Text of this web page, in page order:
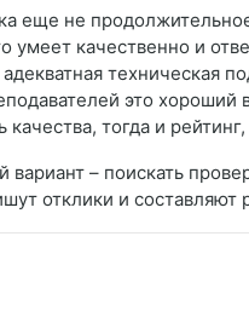
еще не
умеет качественно и
техническая
это
тогда и
вариант – поискать
отклики и